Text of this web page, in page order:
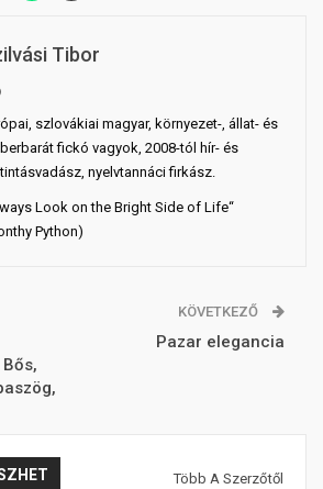
Tibor
szlovákiai magyar, környezet-, állat- és
fickó vagyok, 2008-tól hír- és
nyelvtannáci firkász.
Look on the Bright Side of Life“
Python)
KÖVETKEZŐ
Pazar elegancia
Több A Szerzőtől